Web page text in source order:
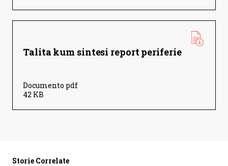
Talita kum sintesi report periferie
Documento pdf
42 KB
Storie Correlate